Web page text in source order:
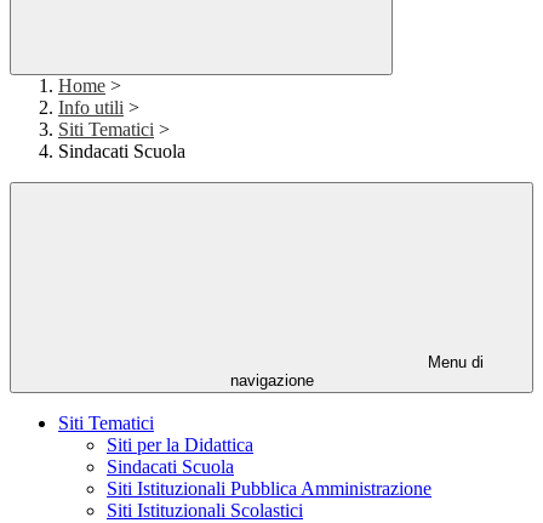
Home >
Info utili >
Siti Tematici >
Sindacati Scuola
Menu di
navigazione
Siti Tematici
Siti per la Didattica
Sindacati Scuola
Siti Istituzionali Pubblica Amministrazione
Siti Istituzionali Scolastici